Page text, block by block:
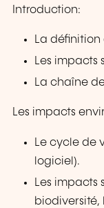
Introduction:
La définition
Les impacts
La chaîne
Les impacts
Le cycle de
logiciel).
Les impacts
biodiversité,